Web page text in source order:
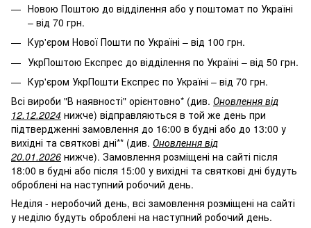
Новою Поштою до відділення або у поштомат по Україні
– від 70 грн.
Кур'єром Нової Пошти по Україні – від 100 грн.
УкрПоштою Експрес до відділення по Україні – від 50 грн.
Кур'єром УкрПошти Експрес по Україні – від 70 грн.
Всі вироби "В наявності" орієнтовно* (див. Оновлення від
12.12.2024 нижче) відправляються в той же день при
підтвердженні замовлення до 16:00 в будні або до 13:00 у
вихідні та святкові дні** (див. Оновлення від
20.01.2026 нижче). Замовлення розміщені на сайті після
18:00 в будні або після 15:00 у вихідні та святкові дні будуть
оброблені на наступний робочий день.
Неділя - неробочий день, всі замовлення розміщені на сайті
у неділю будуть оброблені на наступний робочий день.